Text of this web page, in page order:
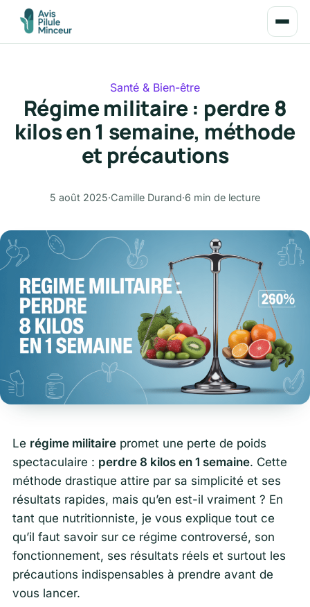
Santé & Bien-être
Régime militaire : perdre 8
kilos en 1 semaine, méthode
et précautions
5 août 2025·Camille Durand·6 min de lecture
Le régime militaire promet une perte de poids
spectaculaire : perdre 8 kilos en 1 semaine. Cette
méthode drastique attire par sa simplicité et ses
résultats rapides, mais qu’en est-il vraiment ? En
tant que nutritionniste, je vous explique tout ce
qu’il faut savoir sur ce régime controversé, son
fonctionnement, ses résultats réels et surtout les
précautions indispensables à prendre avant de
vous lancer.